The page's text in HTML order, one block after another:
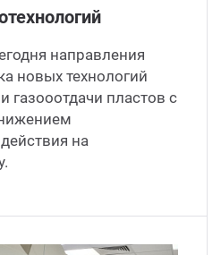
направления
новых технологий
газооотдачи пластов с
на